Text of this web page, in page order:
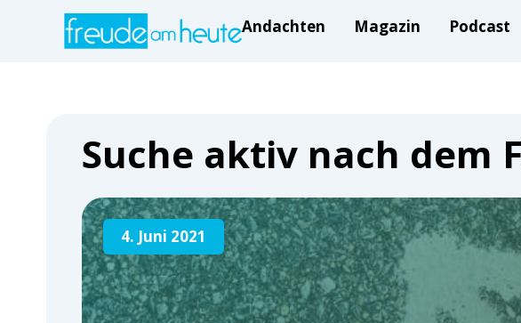
Andachten Magazin Podcast
Suche aktiv nach dem
4. Juni 2021